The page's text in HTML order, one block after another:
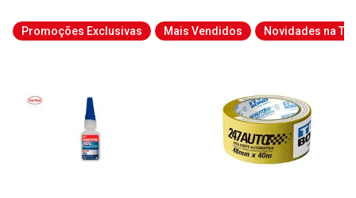
Promoções Exclusivas Mais Vendidos Novidades na